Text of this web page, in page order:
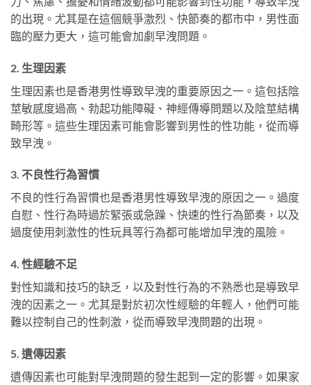
的出現。尤其是在這個競爭激烈、快節奏的都市中，男性面
臨的壓力更大，這可能會加劇早洩問題。
2. 生理因素
生理因素也是香港男性導致早洩的重要原因之一。這包括陰
莖敏感度過高、勃起功能障礙、神經傳導問題以及陰莖結構
畸形等。這些生理因素可能會影響到男性的性功能，從而導
致早洩。
3. 不良性行為習慣
不良的性行為習慣也是香港男性導致早洩的原因之一。過度
自慰、性行為時過於緊張或急躁、快速的性行為節奏，以及
過度使用刺激性的性玩具等行為都可能增加早洩的風險。
4. 性經驗不足
對性知識和技巧的缺乏，以及對性行為的不熟悉也是導致早
洩的因素之一。尤其是對於初次性經驗的年輕人，他們可能
難以控制自己的性刺激，從而導致早洩問題的出現。
5. 遺傳因素
遺傳因素也可能對早洩問題的發生起到一定的影響。如果家